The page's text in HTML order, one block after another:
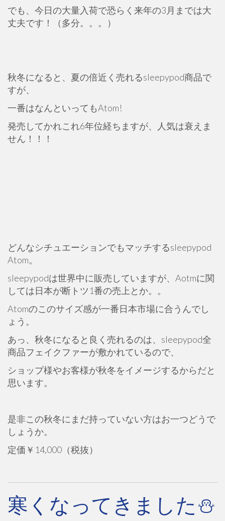
でも、今日の大量入荷で恐らく来年の3月までは大
丈夫です！（多分。。。）
秋冬になると、夏の倍近く売れるsleepypod商品で
すが、
一番はなんといってもAtom!
発売してかれこれ6年位経ちますが、人気は衰えま
せん！！！
どんなシチュエーションでもマッチするsleepypod
Atom。
sleepypodは世界中に販売していますが、Aotmに関
しては日本が断トツ1番の売上とか。。
Atomのこのサイズ感が一番日本市場に合うんでし
ょう。
あっ、秋冬になると良く売れるのは、sleepypod全
商品フェイクファーが敷かれているので、
ショップ様やお客様が秋冬をイメージするからだと
思います。
是非この秋冬にまだ持っていない方はお一つどうで
しょうか。
定価￥14,000（税抜）
寒くなってきました⛄